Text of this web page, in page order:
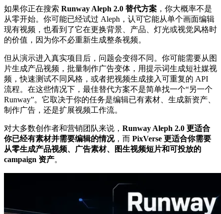
如果你正在搜索 Runway Aleph 2.0 替代方案 ，你大概率不是
从零开始。你可能已经试过 Aleph，认可它能从单个画面编辑
现有视频，也看到了它在更换背景、产品、灯光或视觉风格时
的价值，因为你不必重新生成整条视频。
但从演示进入真实项目后，问题会变得不同。你可能需要从图
片生成产品视频，批量制作广告变体，用提示词生成短社媒视
频，快速测试不同风格，或者把视频生成接入可重复的 API
流程。在这些情况下，最佳替代方案不是简单找一个“另一个
Runway”。它取决于你的任务是编辑已有素材、生成新资产、
制作广告，还是扩展视频工作流。
对大多数创作者和营销团队来说， Runway Aleph 2.0 更适合
你已经有素材并需要编辑的情况，而 PixVerse 更适合你需要
从零生成产品视频、广告素材、图生视频短片和可投放的
campaign 资产。